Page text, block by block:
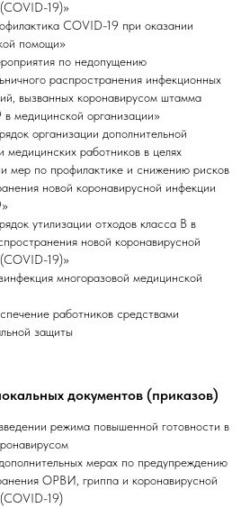
19)»
COVID-19 при оказании
помощи»
по недопущению
распространения инфекционных
вызванных коронавирусом штамма
медицинской организации»
организации дополнительной
медицинских работников в целях
мер по профилактике и снижению рисков
новой коронавирусной инфекции
утилизации отходов класса В в
новой коронавирусной
19)»
многоразовой медицинской
работников средствами
защиты
документов (приказов)
режима повышенной готовности в
мерах по предупреждению
ОРВИ, гриппа и коронавирусной
19)